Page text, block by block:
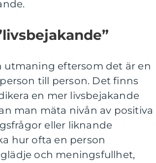
utmaning eftersom det är en
till person. Det finns
en mer livsbejakande
man mäta nivån av positiva
eller liknande
hur ofta en person
och meningsfullhet,